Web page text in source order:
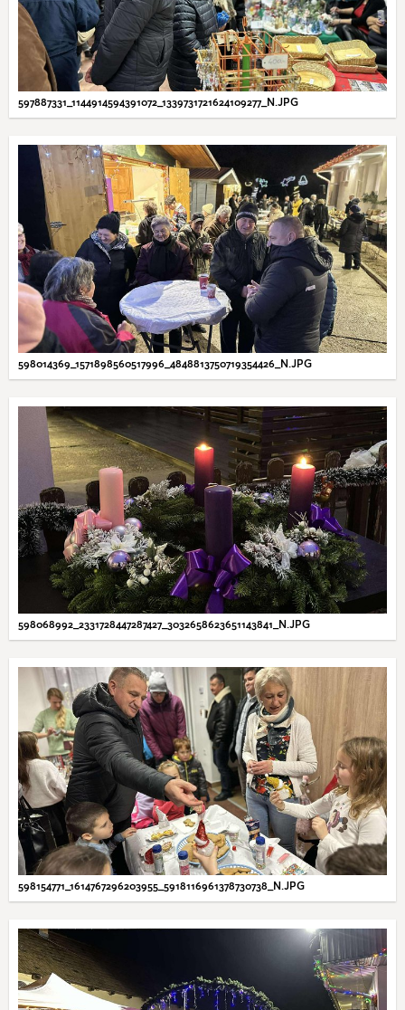
597887331_1144914594391072_1339731721624109277_N.JPG
598014369_1571898560517996_4848813750719354426_N.JPG
598068992_2331728447287427_3032658623651143841_N.JPG
598154771_1614767296203955_5918116961378730738_N.JPG